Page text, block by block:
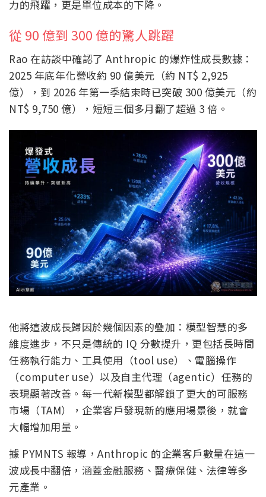
力的飛躍，更是單位成本的下降。
從 90 億到 300 億的驚人跳躍
Rao 在訪談中確認了 Anthropic 的爆炸性成長數據：
2025 年底年化營收約 90 億美元（約 NT$ 2,925
億），到 2026 年第一季結束時已突破 300 億美元（約
NT$ 9,750 億），短短三個多月翻了超過 3 倍。
他將這波成長歸因於幾個因素的疊加：模型智慧的多
維度進步，不只是傳統的 IQ 分數提升，更包括長時間
任務執行能力、工具使用（tool use）、電腦操作
（computer use）以及自主代理（agentic）任務的
表現顯著改善。每一代新模型都解鎖了更大的可服務
市場（TAM），企業客戶發現新的應用場景後，就會
大幅增加用量。
據 PYMNTS 報導，Anthropic 的企業客戶數量在這一
波成長中翻倍，涵蓋金融服務、醫療保健、法律等多
元產業。